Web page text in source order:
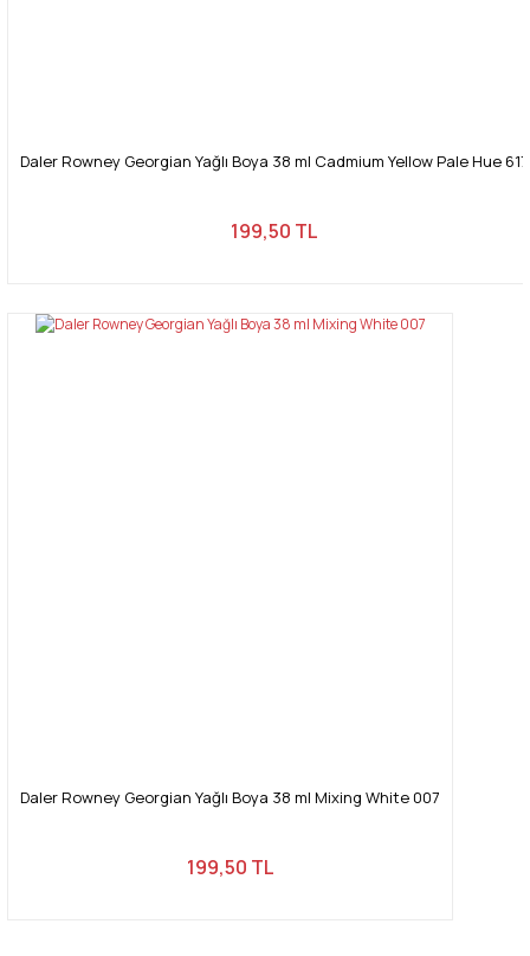
Daler Rowney Georgian Yağlı Boya 38 ml Cadmium Yellow Pale Hue 617
199,50 TL
Daler Rowney Georgian Yağlı Boya 38 ml Mixing White 007
199,50 TL